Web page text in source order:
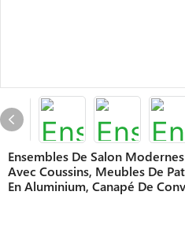
Ensembles De Salon
Avec Coussins, Meubles De
En Aluminium, Canapé De